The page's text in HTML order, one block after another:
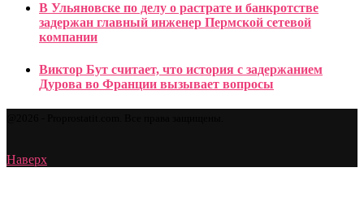
В Ульяновске по делу о растрате и банкротстве
задержан главный инженер Пермской сетевой
компании
Виктор Бут считает, что история с задержанием
Дурова во Франции вызывает вопросы
Наверх